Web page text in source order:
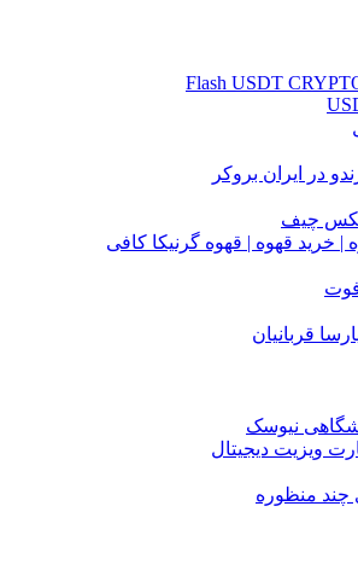
Flash USDT
در ایران بروکر
چیف
| خرید قهوه | قهوه گرنیکا کافی
قربانیان
نیوسک
ویزیت دیجیتال
چند منظوره